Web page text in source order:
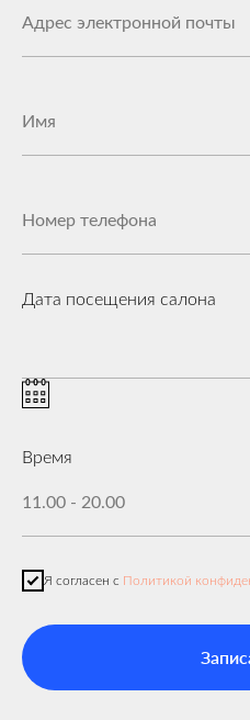
Дата посещения салона
Время
Я согласен с Политикой